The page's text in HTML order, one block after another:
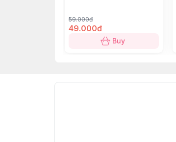
59.000đ
49.000đ
Buy